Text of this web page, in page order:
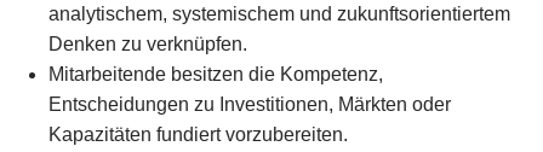
analytischem, systemischem und zukunftsorientiertem
Denken zu verknüpfen.
Mitarbeitende besitzen die Kompetenz,
Entscheidungen zu Investitionen, Märkten oder
Kapazitäten fundiert vorzubereiten.